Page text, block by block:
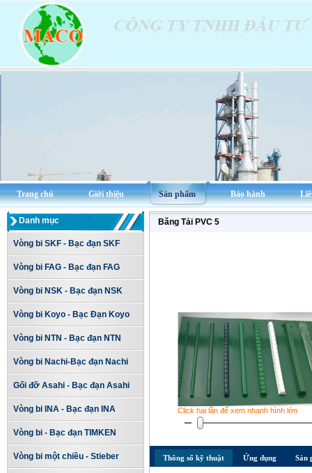
Trang chủ Giới thiệu Sản phẩm Bảo hành
Danh mục
Vòng bi SKF - Bạc đạn SKF
Vòng bi FAG - Bạc đạn FAG
Vòng bi NSK - Bạc đạn NSK
Vòng bi Koyo - Bạc Đạn Koyo
Vòng bi NTN - Bạc đạn NTN
Vòng bi Nachi-Bạc đạn Nachi
Gối đỡ Asahi - Bạc đạn Asahi
Vòng bi INA - Bạc đạn INA
Vòng bi - Bạc đạn TIMKEN
Vòng bi một chiều - Stieber
Băng Tải PVC 5
Click hai lần để xem nhanh hình lớn
Thông số kỹ thuật Ứng dụng Sản